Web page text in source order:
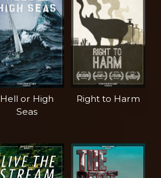
Hell or High
Seas
Right to Harm